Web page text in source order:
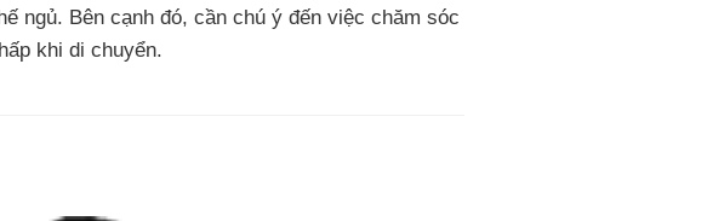
ngủ. Bên cạnh đó, cần chú ý đến việc chăm sóc
khi di chuyển.